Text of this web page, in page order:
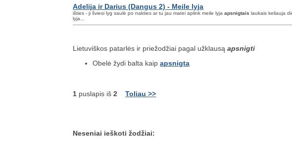
Adelija ir Darius (Dangus 2) - Meile lyja
išties - ji šviesi lyg saulė po nakties ar tu jau matei aplink meile lyjaapsnigtais laukais keliauja
lyja...
Lietuviškos patarlės ir priežodžiai pagal užklausąapsnigti
Obelė žydi balta kaipapsnigta
1 puslapis iš2 Toliau >>
Neseniai ieškoti žodžiai: